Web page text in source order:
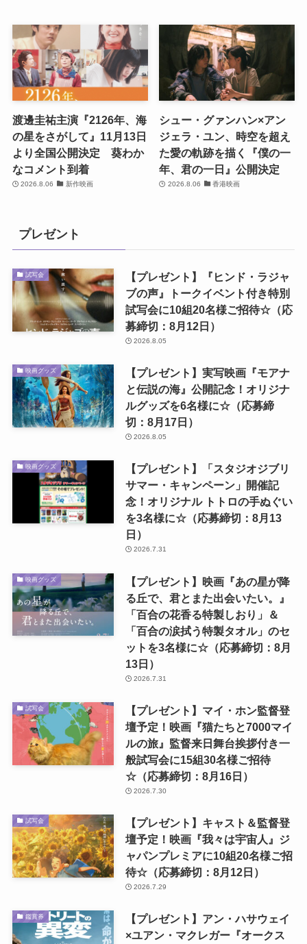
渡邊圭祐主演『2126年、海
の星をさがして』11月13日
より全国公開決定 葵わか
なコメント到着
2026.8.06 新作映画
シュー・グァンハン×アン
ジェラ・ユン、時空を超え
た愛の軌跡を描く『僕の一
年、君の一日』公開決定
2026.8.06 香港映画
プレゼント
試写会
【プレゼント】『ヒンド・ラジャ
ブの声』トークイベント付き特別
試写会に10組20名様ご招待☆（応
募締切：8月12日）
2026.8.05
映画グッズ
【プレゼント】実写映画『モアナ
と伝説の海』公開記念！オリジナ
ルグッズを6名様に☆（応募締
切：8月17日）
2026.8.05
映画グッズ
【プレゼント】「スタジオジブリ
サマー・キャンペーン」開催記
念！オリジナル トトロの手ぬぐい
を3名様に☆（応募締切：8月13
日）
2026.7.31
映画グッズ
【プレゼント】映画『あの星が降
る丘で、君とまた出会いたい。』
「百合の花香る特製しおり」＆
「百合の涙拭う特製タオル」のセ
ットを3名様に☆（応募締切：8月
13日）
2026.7.31
試写会
【プレゼント】マイ・ホン監督登
壇予定！映画『猫たちと7000マイ
ルの旅』監督来日舞台挨拶付き一
般試写会に15組30名様ご招待
☆（応募締切：8月16日）
2026.7.30
試写会
【プレゼント】キャスト＆監督登
壇予定！映画『我々は宇宙人』ジ
ャパンプレミアに10組20名様ご招
待☆（応募締切：8月12日）
2026.7.29
鑑賞券
【プレゼント】アン・ハサウェイ
×ユアン・マクレガー『オークス